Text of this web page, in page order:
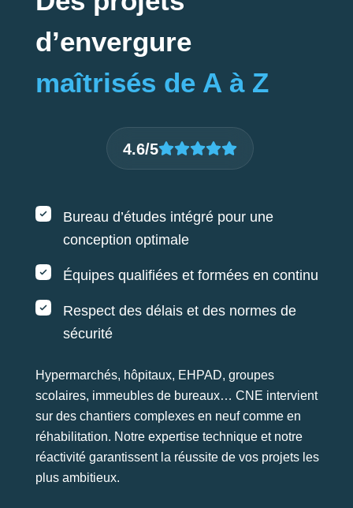
d’envergure
maîtrisés de A à Z
4.6/5
Bureau d’études intégré pour une
conception optimale
Équipes qualifiées et formées en continu
Respect des délais et des normes de
sécurité
Hypermarchés, hôpitaux, EHPAD, groupes
scolaires, immeubles de bureaux… CNE intervient
sur des chantiers complexes en neuf comme en
réhabilitation. Notre expertise technique et notre
réactivité garantissent la réussite de vos projets les
plus ambitieux.